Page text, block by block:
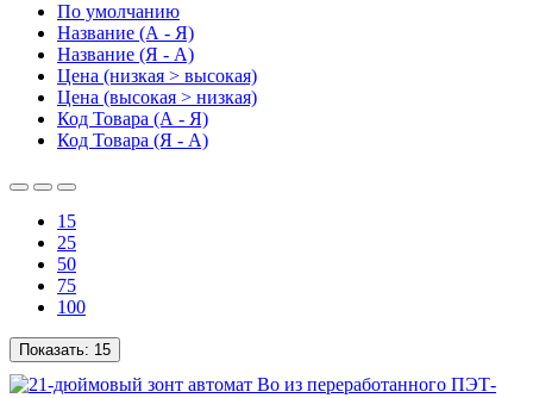
По умолчанию
Название (А - Я)
Название (Я - А)
Цена (низкая > высокая)
Цена (высокая > низкая)
Код Товара (А - Я)
Код Товара (Я - А)
15
25
50
75
100
Показать: 15